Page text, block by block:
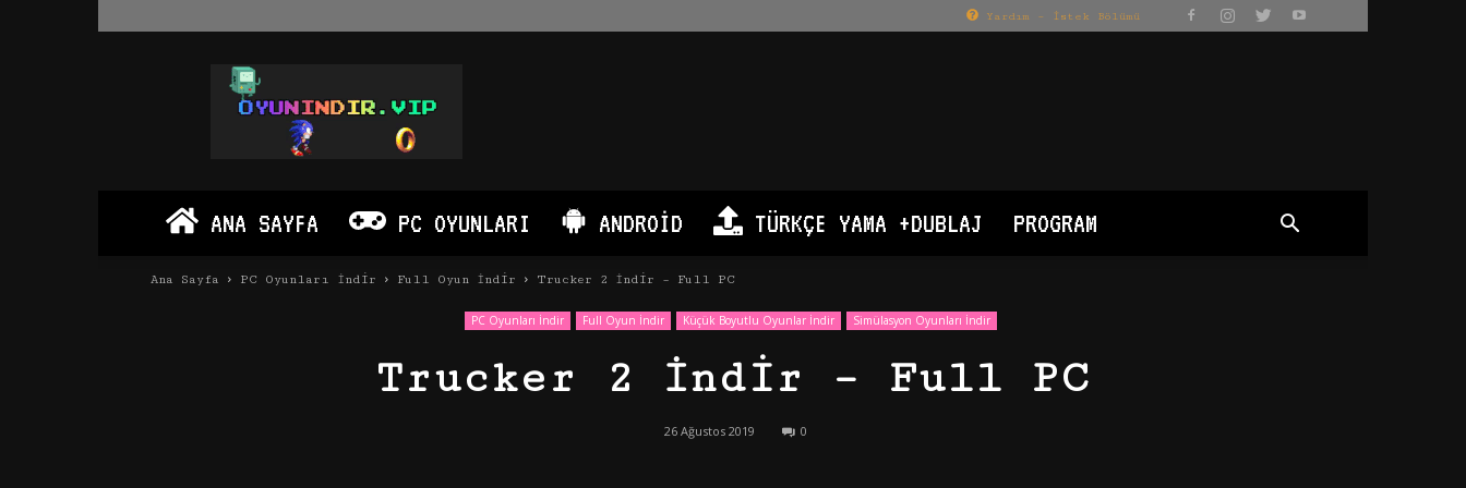
Yardım – İstek Bölümü
Oyun
İndir
PC
Android
ANA SAYFA PC OYUNLARI ANDROID TÜRKÇE YAMA +DUBLAJ PROGRAM
Ana Sayfa PC Oyunları İndir Full Oyun İndir Trucker 2 İndir – Full PC
PC Oyunları İndir Full Oyun İndir Küçük Boyutlu Oyunlar İndir Simülasyon Oyunları İndir
Trucker 2 İndir – Full PC
26 Ağustos 2019 0